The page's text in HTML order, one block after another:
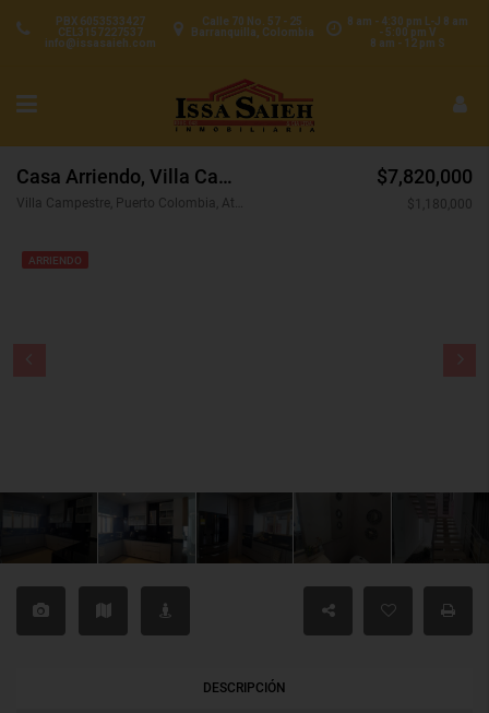
8 am - 4:30 pm L-J 8 am
- 5:00 pm V
8 am - 12 pm S
Calle 70 No. 57 - 25
Barranquilla, Colombia
PBX 6053533427
CEL3157227537
info@issasaieh.com
Casa Arriendo, Villa Campestre, Puerto Colombia (31297)
Villa Campestre, Puerto Colombia, Atlántico, Colombia
$7,820,000
$1,180,000
ARRIENDO
DESCRIPCIÓN